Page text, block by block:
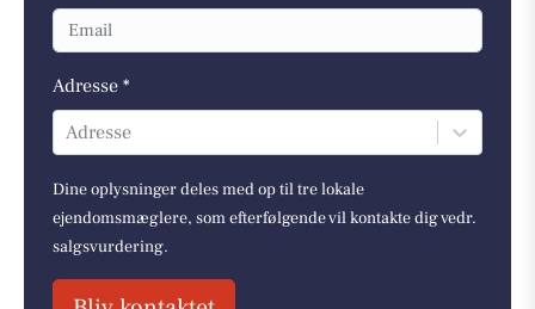
Adresse *
Adresse
Dine oplysninger deles med op til tre lokale
ejendomsmæglere, som efterfølgende vil kontakte dig vedr.
salgsvurdering.